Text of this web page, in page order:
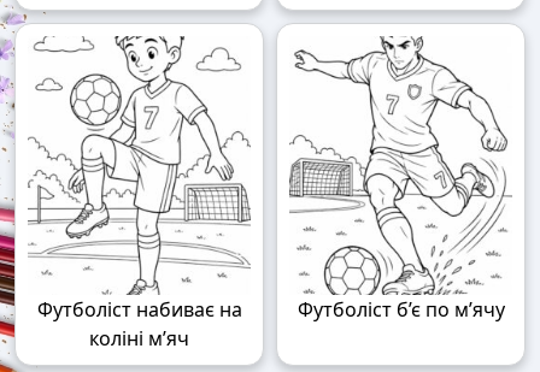
Футболіст набиває на
коліні м’яч
Футболіст б’є по м’ячу